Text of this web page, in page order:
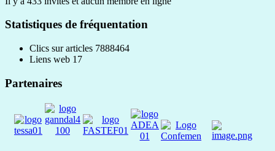
Statistiques de fréquentation
Clics sur articles 7888464
Liens web 17
Partenaires